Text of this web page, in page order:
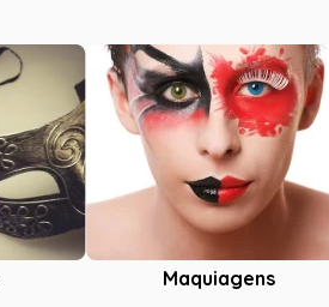
Maquiagens